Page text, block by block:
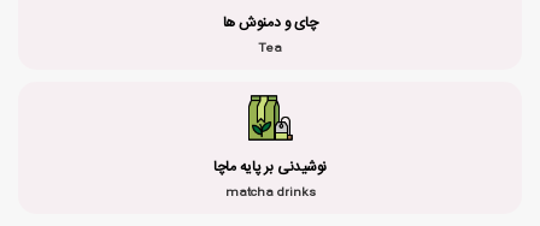
چای و دمنوش ها
Tea
نوشیدنی بر پایه ماچا
matcha drinks